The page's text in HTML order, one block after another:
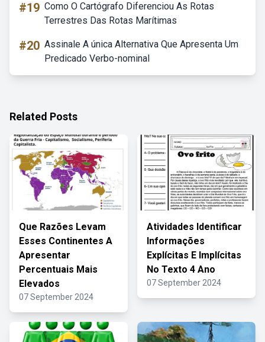
#19 Como O Cartógrafo Diferenciou As Rotas
Terrestres Das Rotas Marítimas
#20 Assinale A única Alternativa Que Apresenta Um
Predicado Verbo-nominal
Related Posts
Que Razões Levam
Esses Continentes A
Apresentar
Percentuais Mais
Elevados
07 September 2024
Atividades Identificar
Informações
Explícitas E Implícitas
No Texto 4 Ano
07 September 2024